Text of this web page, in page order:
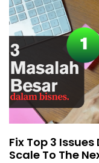
Fix Top 3
Scale To The